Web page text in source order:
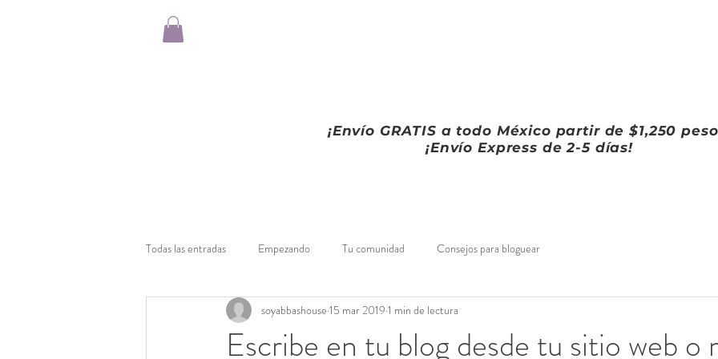
¡Envío GRATIS a todo México partir de $1,250
¡Envío Express de 2-5 días!
Todas las entradas Empezando Tu comunidad Consejos para bloguear
Escribe en tu blog desde tu sitio web o
soyabbashouse 15 mar 2019 1 min de lectura